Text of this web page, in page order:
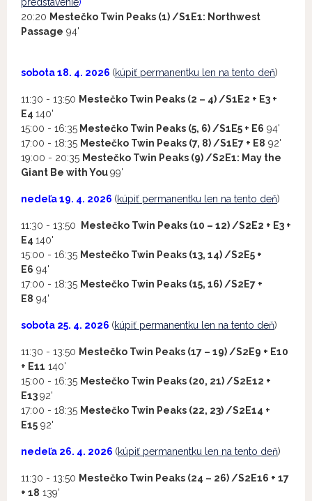
20:20 Mestečko Twin Peaks (1) /S1E1: Northwest
Passage 94'
sobota 18. 4. 2026 (kúpiť permanentku len na tento deň)
11:30 - 13:50 Mestečko Twin Peaks (2 – 4) /S1E2 + E3 +
E4 140'
15:00 - 16:35 Mestečko Twin Peaks (5, 6) /S1E5 + E6 94'
17:00 - 18:35 Mestečko Twin Peaks (7, 8) /S1E7 + E8 92'
19:00 - 20:35 Mestečko Twin Peaks (9) /S2E1: May the
Giant Be with You99'
nedeľa 19. 4. 2026 (kúpiť permanentku len na tento deň)
11:30 - 13:50
Mestečko Twin Peaks (10 – 12) /S2E2 + E3 +
E4 140'
15:00 - 16:35 Mestečko Twin Peaks (13, 14) /S2E5 +
E6 94'
17:00 - 18:35 Mestečko Twin Peaks (15, 16) /S2E7 +
E8 94'
sobota 25. 4. 2026 (kúpiť permanentku len na tento deň)
11:30 - 13:50 Mestečko Twin Peaks (17 – 19) /S2E9 + E10
+ E11 140'
15:00 - 16:35 Mestečko Twin Peaks (20, 21) /S2E12 +
E1392'
17:00 - 18:35 Mestečko Twin Peaks (22, 23) /S2E14 +
E15 92'
nedeľa 26. 4. 2026 (kúpiť permanentku len na tento deň)
11:30 - 13:50 Mestečko Twin Peaks (24 – 26) /S2E16 + 17
+ 18 139'